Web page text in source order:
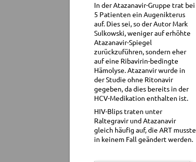
In der Atazanavir-Gruppe trat bei
5 Patienten ein Augenikterus
auf. Dies sei, so der Autor Mark
Sulkowski, weniger auf erhöhte
Atazanavir-Spiegel
zurückzuführen, sondern eher
auf eine Ribavirin-bedingte
Hämolyse. Atazanvir wurde in
der Studie ohne Ritonavir
gegeben, da dies bereits in der
HCV-Medikation enthalten ist.
HIV-Blips traten unter
Raltegravir und Atazanavir
gleich häufig auf, die ART musste
in keinem Fall geändert werden.